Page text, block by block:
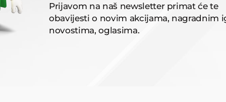
Prijavom na naš newsletter primat će te
obavijesti o novim akcijama, nagradnim
novostima, oglasima.